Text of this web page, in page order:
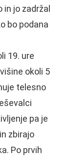
in jo zadržal
bo podana
19. ure
okoli 5
telesno
pa je
zbirajo
Po prvih